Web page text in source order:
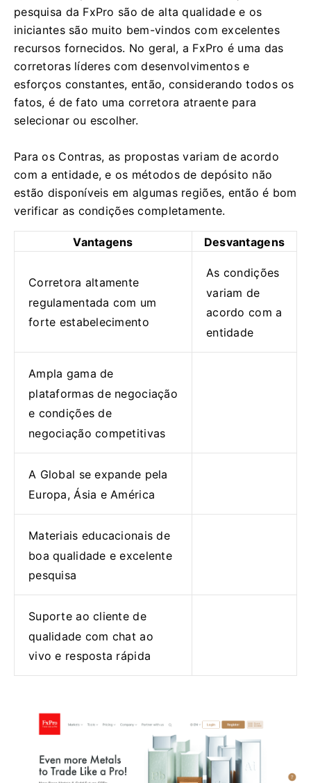
pesquisa da FxPro são de alta qualidade e os
iniciantes são muito bem-vindos com excelentes
recursos fornecidos. No geral, a FxPro é uma das
corretoras líderes com desenvolvimentos e
esforços constantes, então, considerando todos os
fatos, é de fato uma corretora atraente para
selecionar ou escolher.
Para os Contras, as propostas variam de acordo
com a entidade, e os métodos de depósito não
estão disponíveis em algumas regiões, então é bom
verificar as condições completamente.
Vantagens Desvantagens
Corretora altamente
regulamentada com um
forte estabelecimento
As condições
variam de
acordo com a
entidade
Ampla gama de
plataformas de negociação
e condições de
negociação competitivas
A Global se expande pela
Europa, Ásia e América
Materiais educacionais de
boa qualidade e excelente
pesquisa
Suporte ao cliente de
qualidade com chat ao
vivo e resposta rápida